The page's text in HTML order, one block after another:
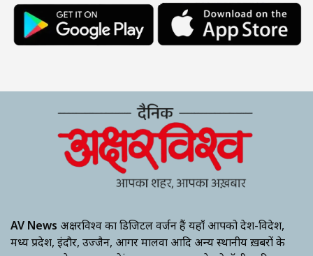
AV News अक्षरविश्व का डिजिटल वर्जन हैं यहाँ आपको देश-विदेश,
मध्य प्रदेश, इंदौर, उज्जैन, आगर मालवा आदि अन्य स्थानीय ख़बरों के